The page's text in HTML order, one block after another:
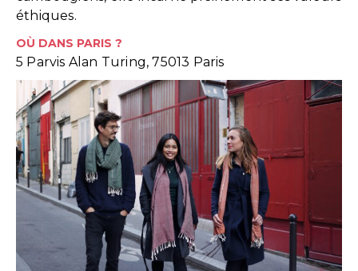
éthiques.
OÙ DANS PARIS ?
5 Parvis Alan Turing, 75013 Paris